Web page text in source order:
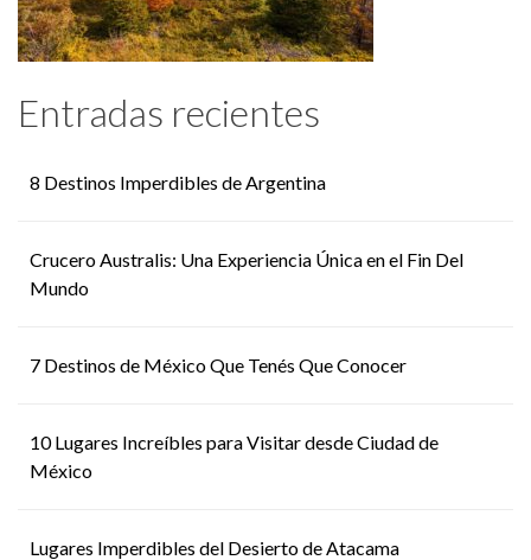
Entradas recientes
8 Destinos Imperdibles de Argentina
Crucero Australis: Una Experiencia Única en el Fin Del
Mundo
7 Destinos de México Que Tenés Que Conocer
10 Lugares Increíbles para Visitar desde Ciudad de
México
Lugares Imperdibles del Desierto de Atacama